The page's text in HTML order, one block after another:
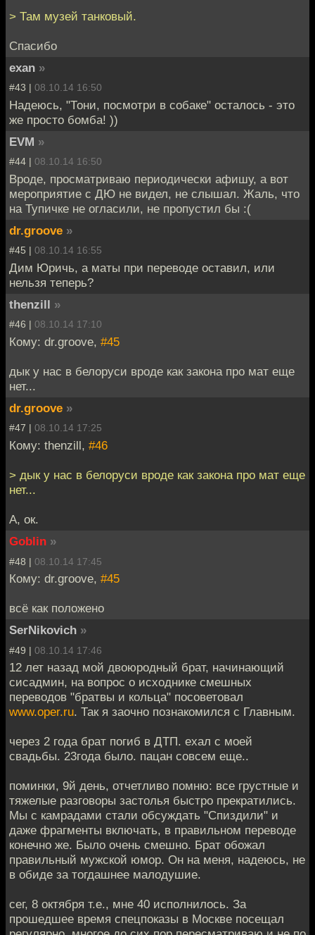
> Там музей танковый.
Спасибо
exan »
#43 | 08.10.14 16:50
Надеюсь, "Тони, посмотри в собаке" осталось - это
же просто бомба! ))
EVM »
#44 | 08.10.14 16:50
Вроде, просматриваю периодически афишу, а вот
мероприятие с ДЮ не видел, не слышал. Жаль, что
на Тупичке не огласили, не пропустил бы :(
dr.groove »
#45 | 08.10.14 16:55
Дим Юричь, а маты при переводе оставил, или
нельзя теперь?
thenzill »
#46 | 08.10.14 17:10
Кому: dr.groove, #45
дык у нас в белоруси вроде как закона про мат еще
нет...
dr.groove »
#47 | 08.10.14 17:25
Кому: thenzill, #46
> дык у нас в белоруси вроде как закона про мат еще
нет...
А, ок.
Goblin »
#48 | 08.10.14 17:45
Кому: dr.groove, #45
всё как положено
SerNikovich »
#49 | 08.10.14 17:46
12 лет назад мой двоюродный брат, начинающий
сисадмин, на вопрос о исходнике смешных
переводов "братвы и кольца" посоветовал
www.oper.ru. Так я заочно познакомился с Главным.
через 2 года брат погиб в ДТП. ехал с моей
свадьбы. 23года было. пацан совсем еще..
поминки, 9й день, отчетливо помню: все грустные и
тяжелые разговоры застолья быстро прекратились.
Мы с камрадами стали обсуждать "Спиздили" и
даже фрагменты включать, в правильном переводе
конечно же. Было очень смешно. Брат обожал
правильный мужской юмор. Он на меня, надеюсь, не
в обиде за тогдашнее малодушие.
сег, 8 октября т.е., мне 40 исполнилось. За
прошедшее время спецпоказы в Москве посещал